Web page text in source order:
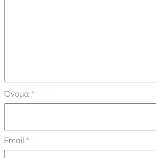
Όνομα *
Email *